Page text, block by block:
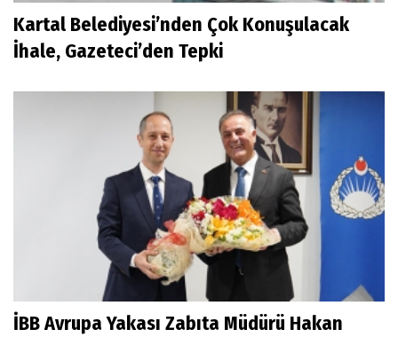
Kartal Belediyesi’nden Çok Konuşulacak
İhale, Gazeteci’den Tepki
İBB Avrupa Yakası Zabıta Müdürü Hakan